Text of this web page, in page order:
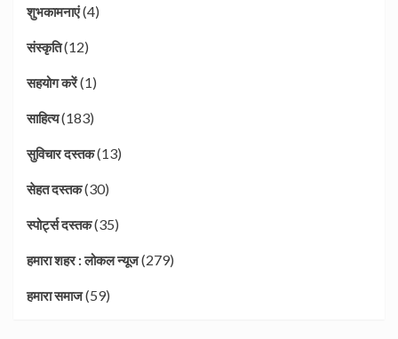
शुभकामनाएं(4)
संस्कृति(12)
सहयोग करें(1)
साहित्य(183)
सुविचार दस्तक(13)
सेहत दस्तक(30)
स्पोर्ट्स दस्तक(35)
हमारा शहर : लोकल न्यूज(279)
हमारा समाज(59)